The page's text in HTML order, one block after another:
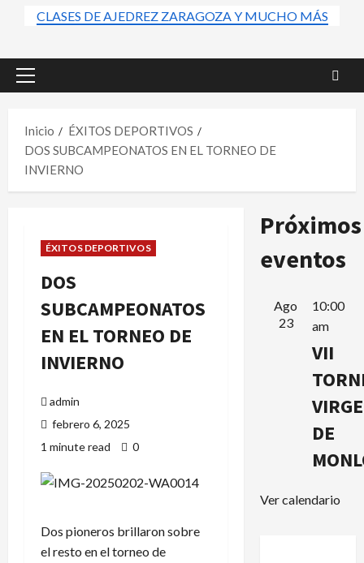
CLASES DE AJEDREZ ZARAGOZA Y MUCHO MÁS
Menú
Inicio
ÉXITOS DEPORTIVOS
DOS SUBCAMPEONATOS EN EL TORNEO DE
INVIERNO
ÉXITOS DEPORTIVOS
DOS
SUBCAMPEONATOS
EN EL TORNEO DE
INVIERNO
admin
febrero 6, 2025
1 minute read
0
Dos pioneros brillaron sobre
el resto en el torneo de
Próximos
eventos
Ago
23
10:00
am
VII
DE
Ver calendario